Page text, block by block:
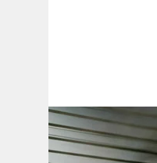
berlin
nord